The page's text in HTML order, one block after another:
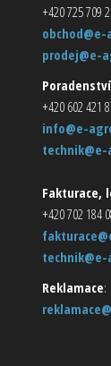
+420 725 709
prodej@e-
Poradenství
+420 602 421
info@e-
Fakturace,
+420 702 184
Reklamace: